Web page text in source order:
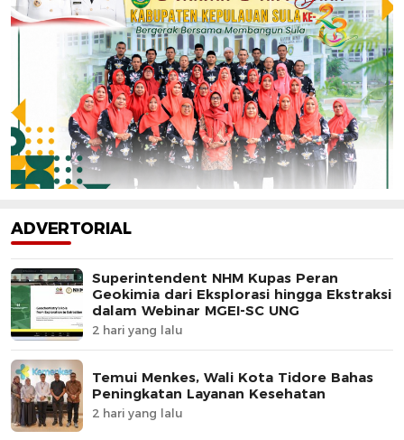
ADVERTORIAL
Superintendent NHM Kupas Peran
Geokimia dari Eksplorasi hingga Ekstraksi
dalam Webinar MGEI-SC UNG
2 hari yang lalu
Temui Menkes, Wali Kota Tidore Bahas
Peningkatan Layanan Kesehatan
2 hari yang lalu